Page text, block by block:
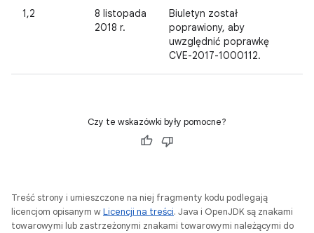
1,2
8 listopada
2018 r.
Biuletyn został
poprawiony, aby
uwzględnić poprawkę
CVE-2017-1000112.
Czy te wskazówki były pomocne?
Treść strony i umieszczone na niej fragmenty kodu podlegają
licencjom opisanym wLicencji na treści. Java i OpenJDK są znakami
towarowymi lub zastrzeżonymi znakami towarowymi należącymi do